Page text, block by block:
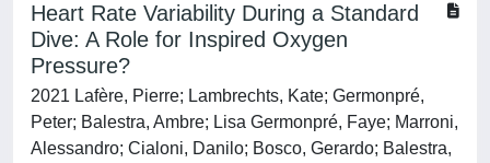
Heart Rate Variability During a Standard
Dive: A Role for Inspired Oxygen
Pressure?
2021 Lafère, Pierre; Lambrechts, Kate; Germonpré,
Peter; Balestra, Ambre; Lisa Germonpré, Faye; Marroni,
Alessandro; Cialoni, Danilo; Bosco, Gerardo; Balestra,